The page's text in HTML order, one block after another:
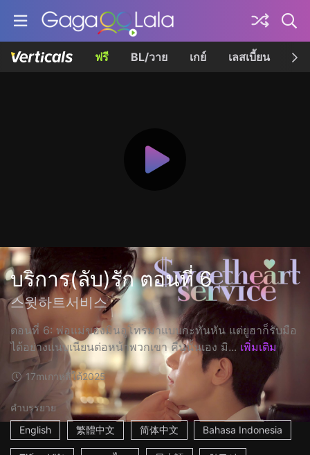
ฟรี BL/วาย เกย์ เลสเบี้ยน เค
บริการ(ลับ)รัก ตอนที่ 6
스윗하트서비스
ตอนที่ 6: พ่อแม่ของมินอูโทรมาแบบกะทันหัน แต่ยูฮาก็รับมือ
ได้อย่างแนบเนียนต่อหน้าพวกเขา คืนนั้นเอง มิ... เพิ่มเติม
17mเกาหลีใต้2025
คำบรรยาย
English
繁體中文 简体中文 Bahasa Indonesia